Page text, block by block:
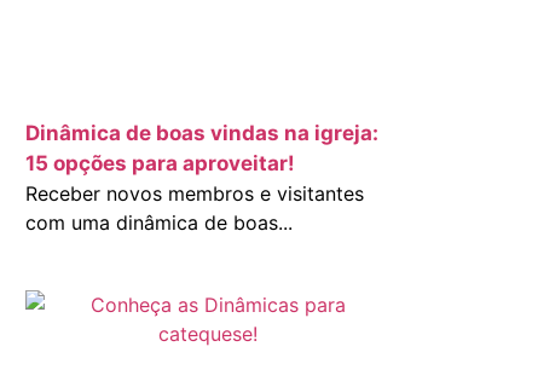
Dinâmica de boas vindas na igreja:
15 opções para aproveitar!
Receber novos membros e visitantes
com uma dinâmica de boas...